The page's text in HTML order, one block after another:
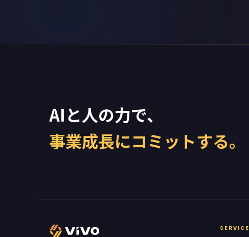
AIと人の力で、
事業成長にコミットする。
SERVICE